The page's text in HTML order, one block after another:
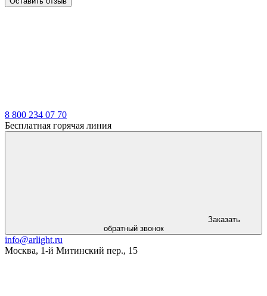
8 800 234 07 70
Бесплатная горячая линия
Заказать
обратный звонок
info@arlight.ru
Москва, 1-й Митинский пер., 15